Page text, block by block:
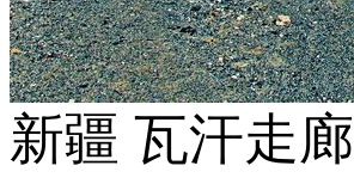
新疆 瓦汗走廊